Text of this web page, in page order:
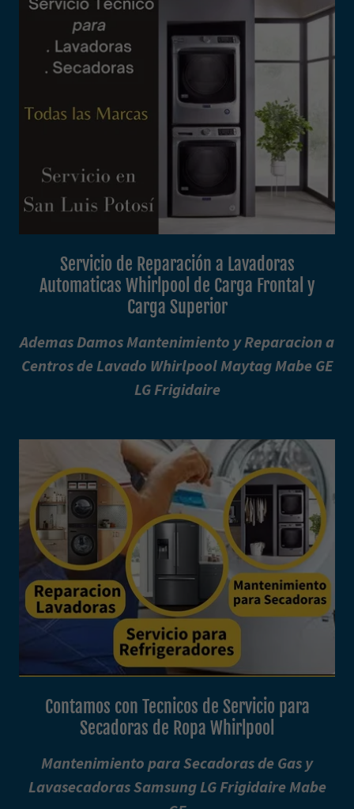
Servicio de Reparación a Lavadoras
Automaticas Whirlpool de Carga Frontal y
Carga Superior
Ademas Damos Mantenimiento y Reparacion a
Centros de Lavado Whirlpool Maytag Mabe GE
LG Frigidaire
Contamos con Tecnicos de Servicio para
Secadoras de Ropa Whirlpool
Mantenimiento para Secadoras de Gas y
Lavasecadoras Samsung LG Frigidaire Mabe